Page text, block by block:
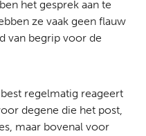
het gesprek aan te
ze vaak geen flauw
van begrip voor de
regelmatig reageert
degene die het post,
maar bovenal voor